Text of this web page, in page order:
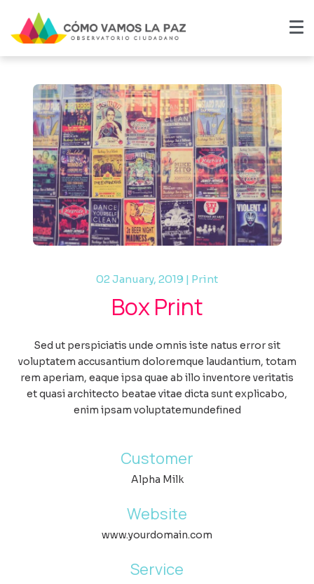
02 January, 2019 | Print
Box Print
Sed ut perspiciatis unde omnis iste natus error sit
voluptatem accusantium doloremque laudantium, totam
rem aperiam, eaque ipsa quae ab illo inventore veritatis
et quasi architecto beatae vitae dicta sunt explicabo,
enim ipsam voluptatemundefined
Customer
Alpha Milk
Website
www.yourdomain.com
Service